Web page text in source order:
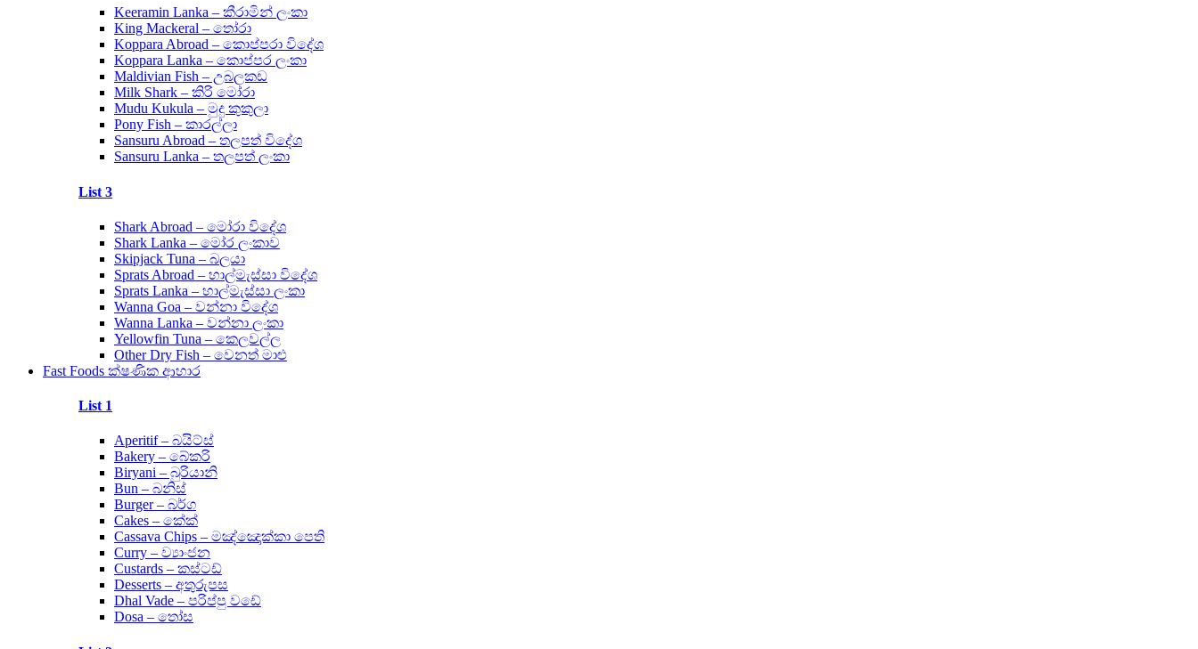
Keeramin Lanka – කීරාමින් ලංකා
King Mackeral – තෝරා
Koppara Abroad – කොප්පරා විදේශ
Koppara Lanka – කොප්පර ලංකා
Maldivian Fish – උබලකඩ
Milk Shark – කිරි මෝරා
Mudu Kukula – මුදු කුකුලා
Pony Fish – කාරල්ලා
Sansuru Abroad – තලපත් විදේශ
Sansuru Lanka – තලපත් ලංකා
List 3
Shark Abroad – මෝරා විදේශ
Shark Lanka – මෝර ලංකාව
Skipjack Tuna – බලයා
Sprats Abroad – හාල්මැස්සා විදේශ
Sprats Lanka – හාල්මැස්සා ලංකා
Wanna Goa – වන්නා විදේශ
Wanna Lanka – වන්නා ලංකා
Yellowfin Tuna – කෙලවල්ල
Other Dry Fish – වෙනත් මාළු
Fast Foods ක්ෂණික ආහාර
List 1
Aperitif – බයිට්ස්
Bakery – බේකරි
Biryani – බුරියානි
Bun – බනිස්
Burger – බර්ග
Cakes – කේක්
Cassava Chips – මඤ්ඤොක්කා පෙති
Curry – ව්‍යාංජන
Custards – කස්ටඩ්
Desserts – අතුරුපස
Dhal Vade – පරිප්පු වඩේ
Dosa – තෝස